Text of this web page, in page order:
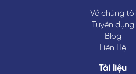
Về chúng tôi
Tuyển dụng
Blog
Liên Hệ
Tài liệu